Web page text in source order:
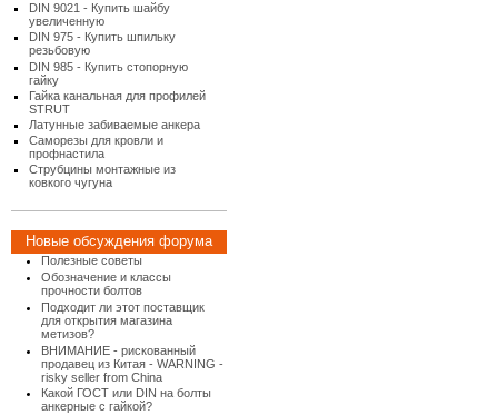
DIN 9021 - Купить шайбу
увеличенную
DIN 975 - Купить шпильку
резьбовую
DIN 985 - Купить стопорную
гайку
Гайка канальная для профилей
STRUT
Латунные забиваемые анкера
Саморезы для кровли и
профнастила
Струбцины монтажные из
ковкого чугуна
Новые обсуждения форума
Полезные советы
Обозначение и классы
прочности болтов
Подходит ли этот поставщик
для открытия магазина
метизов?
ВНИМАНИЕ - рискованный
продавец из Китая - WARNING -
risky seller from China
Какой ГОСТ или DIN на болты
анкерные с гайкой?